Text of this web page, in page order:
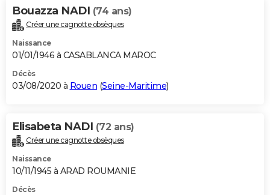
Bouazza NADI (74 ans)
Créer une cagnotte obsèques
Naissance
01/01/1946 à CASABLANCA MAROC
Décès
03/08/2020 à Rouen (Seine-Maritime)
Elisabeta NADI (72 ans)
Créer une cagnotte obsèques
Naissance
10/11/1945 à ARAD ROUMANIE
Décès